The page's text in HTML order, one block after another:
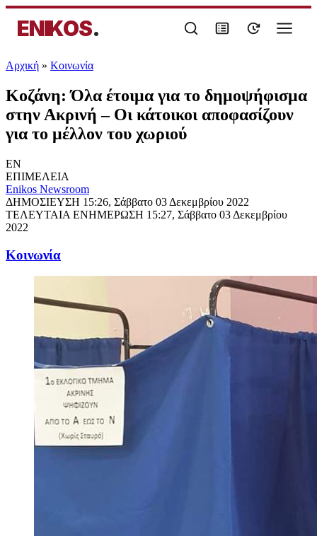
ENIKOS.
Αρχική » Κοινωνία
Κοζάνη: Όλα έτοιμα για το δημοψήφισμα
στην Ακρινή – Οι κάτοικοι αποφασίζουν
για το μέλλον του χωριού
EN
ΕΠΙΜΕΛΕΙΑ
Enikos Newsroom
ΔΗΜΟΣΙΕΥΣΗ 15:26, Σάββατο 03 Δεκεμβρίου 2022
ΤΕΛΕΥΤΑΙΑ ΕΝΗΜΕΡΩΣΗ 15:27, Σάββατο 03 Δεκεμβρίου
2022
Κοινωνία